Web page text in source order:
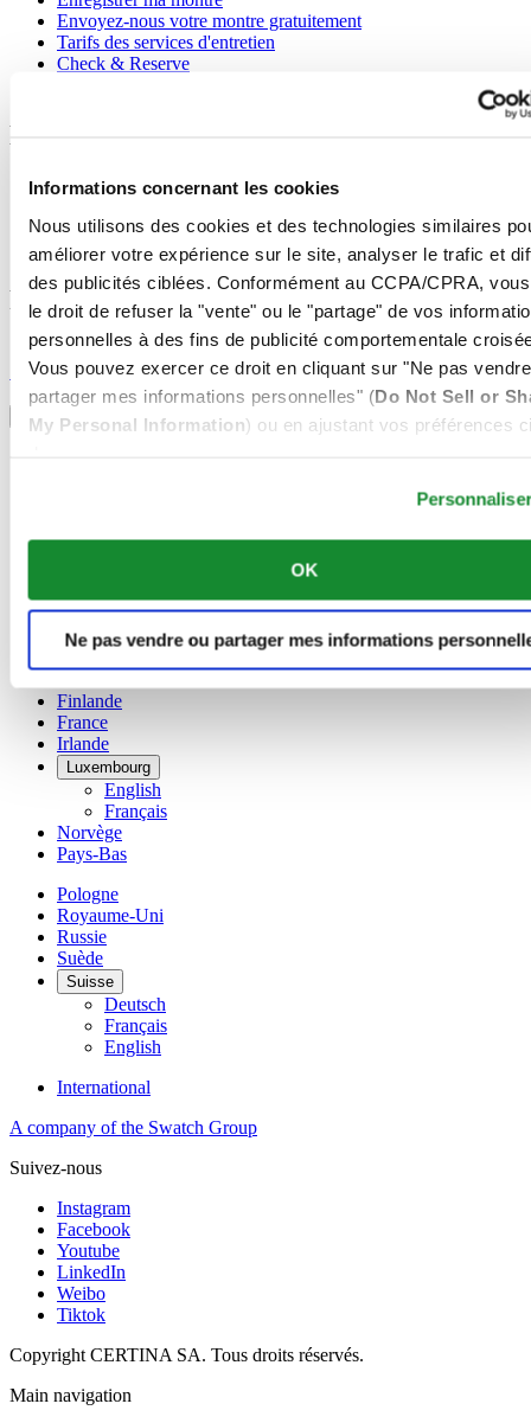
Informations concernant les cookies
Nous utilisons des cookies et des technologies similaires
améliorer votre expérience sur le site, analyser le trafic et
des publicités ciblées. Conformément au CCPA/CPRA,
le droit de refuser la "vente" ou le "partage" de vos
personnelles à des fins de publicité comportementale
Vous pouvez exercer ce droit en cliquant sur "Ne pas
partager mes informations personnelles" (Do Not Sell or
My Personal Information) ou en ajustant vos préférences
OK
Ne pas vendre ou partager mes informations
Envoyez-nous votre montre gratuitement
Tarifs des services d'entretien
Check & Reserve
Mentions légales
Conditions d'utilisation
Informations concernant les cookies
Conditions de vente
Rejoignez le club CERTINA
S'inscrire pour recevoir des informations exclusives
S'inscrire
Sélectionner un pays/une région
Sélecteur de langue
Français
简体中文
Danemark
Finlande
France
Irlande
Luxembourg
English
Français
Norvège
Pays-Bas
Pologne
Royaume-Uni
Russie
Suède
Suisse
Deutsch
Français
English
International
A company of the Swatch Group
Suivez-nous
Instagram
Facebook
Youtube
LinkedIn
Weibo
Tiktok
Copyright CERTINA SA. Tous droits réservés.
Main navigation